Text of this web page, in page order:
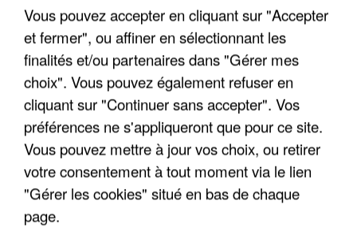
APRÈS TOUTES CES CANICULES, LES REFUGES
DE FAUNE SAUVAGE SONT...
Vous pouvez accepter en cliquant sur "Accepter
et fermer", ou affiner en sélectionnant les
finalités et/ou partenaires dans "Gérer mes
choix". Vous pouvez également refuser en
cliquant sur "Continuer sans accepter". Vos
préférences ne s'appliqueront que pour ce site.
Vous pouvez mettre à jour vos choix, ou retirer
votre consentement à tout moment via le lien
"Gérer les cookies" situé en bas de chaque
page.